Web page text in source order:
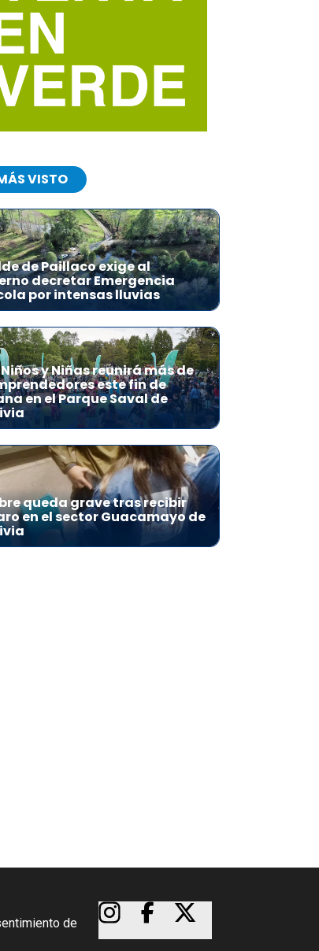
VISTO
de Paillaco exige al
decretar Emergencia
por intensas lluvias
Niños y Niñas reunirá más de
este fin de
en el Parque Saval de
queda grave tras recibir
en el sector Guacamayo de
de